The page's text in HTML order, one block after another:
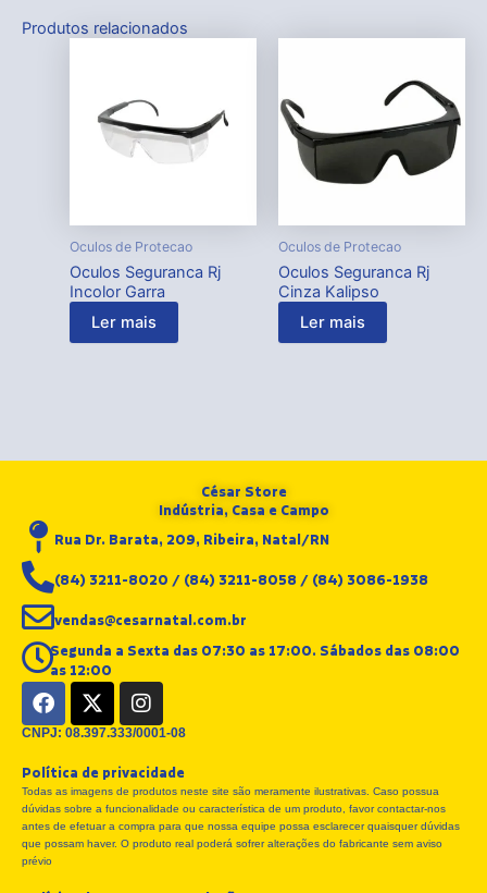
Produtos relacionados
Oculos de Protecao
Oculos Seguranca Rj
Incolor Garra
Ler mais
Oculos de Protecao
Oculos Seguranca Rj
Cinza Kalipso
Ler mais
César Store
Indústria, Casa e Campo
Rua Dr. Barata, 209, Ribeira, Natal/RN
(84) 3211-8020 / (84) 3211-8058 / (84) 3086-1938
vendas@cesarnatal.com.br
Segunda a Sexta das 07:30 as 17:00. Sábados das 08:00
as 12:00
F
a
c
b
o
o
k
X
-
t
i
t
t
e
I
n
s
a
g
r
a
CNPJ: 08.397.333/0001-08
Política de privacidade
Todas as imagens de produtos neste site são meramente ilustrativas. Caso possua
dúvidas sobre a funcionalidade ou característica de um produto, favor contactar-nos
antes de efetuar a compra para que nossa equipe possa esclarecer quaisquer dúvidas
que possam haver. O produto real poderá sofrer alterações do fabricante sem aviso
prévio